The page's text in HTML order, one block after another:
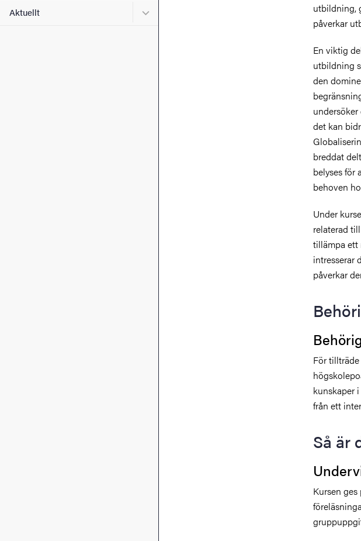
Aktuellt Undermeny för Aktuellt
utbildning,
påverkar
En viktig
utbildning
den
det kan
breddat
belyses för
behoven
Under
relaterad
tillämpa ett
intresserar
påverkar
För
kunskaper
från ett
Så är
Kursen